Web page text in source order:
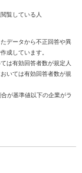
覧している人
データから不正回答や異
成しています。
は有効回答者数が規定人
いては有効回答者数が規
が基準値以下の企業がラ